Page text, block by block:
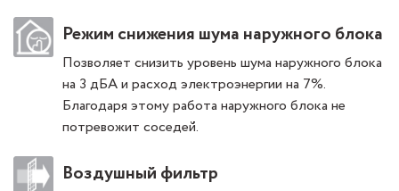
Режим снижения шума наружного блока
Позволяет снизить уровень шума наружного блока
на 3 дБА и расход электроэнергии на 7%.
Благодаря этому работа наружного блока не
потревожит соседей.
Воздушный фильтр